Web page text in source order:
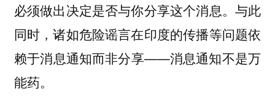
必须做出决定是否与你分享这个消息。与此
同时，诸如危险谣言在印度的传播等问题依
赖于消息通知而非分享——消息通知不是万
能药。